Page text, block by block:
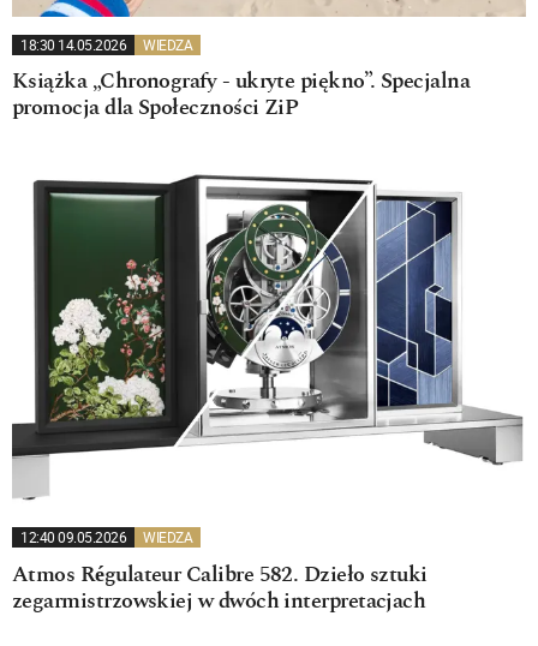
18:30 14.05.2026 WIEDZA
Książka „Chronografy - ukryte piękno”. Specjalna
promocja dla Społeczności ZiP
12:40 09.05.2026 WIEDZA
Atmos Régulateur Calibre 582. Dzieło sztuki
zegarmistrzowskiej w dwóch interpretacjach